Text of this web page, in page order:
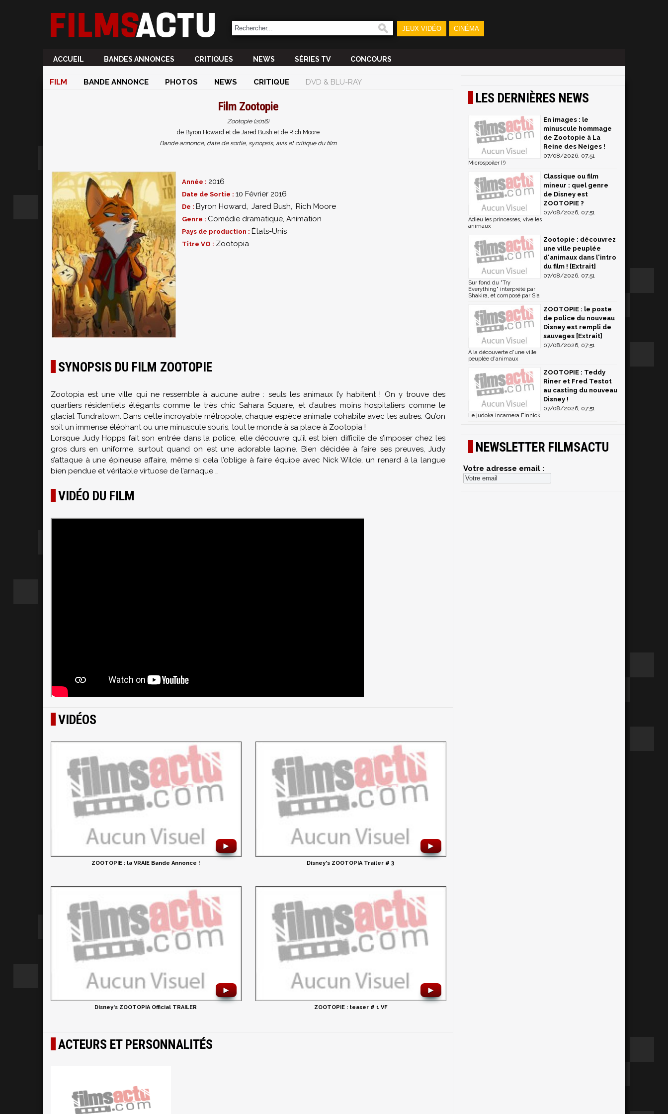
JEUX VIDÉO CINÉMA
ACCUEIL BANDES ANNONCES CRITIQUES NEWS SÉRIES TV CONCOURS
FILM BANDE ANNONCE PHOTOS NEWS CRITIQUE DVD & BLU-RAY
Film Zootopie
Zootopie (2016)
de Byron Howard et de Jared Bush et de Rich Moore
Bande annonce, date de sortie, synopsis, avis et critique du film
Année : 2016
Date de Sortie : 10 Février 2016
De : Byron Howard, Jared Bush, Rich Moore
Genre : Comédie dramatique, Animation
Pays de production : États-Unis
Titre VO : Zootopia
SYNOPSIS DU FILM ZOOTOPIE
Zootopia est une ville qui ne ressemble à aucune autre : seuls les animaux l’y habitent ! On y trouve des
quartiers résidentiels élégants comme le très chic Sahara Square, et d’autres moins hospitaliers comme le
glacial Tundratown. Dans cette incroyable métropole, chaque espèce animale cohabite avec les autres. Qu’on
soit un immense éléphant ou une minuscule souris, tout le monde à sa place à Zootopia !
Lorsque Judy Hopps fait son entrée dans la police, elle découvre qu’il est bien difficile de s’imposer chez les
gros durs en uniforme, surtout quand on est une adorable lapine. Bien décidée à faire ses preuves, Judy
s’attaque à une épineuse affaire, même si cela l’oblige à faire équipe avec Nick Wilde, un renard à la langue
bien pendue et véritable virtuose de l’arnaque …
VIDÉO DU FILM
VIDÉOS
►
ZOOTOPIE : la VRAIE Bande Annonce !
►
Disney's ZOOTOPIA Trailer # 3
►
Disney's ZOOTOPIA Official TRAILER
►
ZOOTOPIE : teaser # 1 VF
ACTEURS ET PERSONNALITÉS
LES DERNIÈRES NEWS
En images : le
minuscule hommage
de Zootopie à La
Reine des Neiges !
07/08/2026, 07:51
Microspoiler (!)
Classique ou film
mineur : quel genre
de Disney est
ZOOTOPIE ?
07/08/2026, 07:51
Adieu les princesses, vive les
animaux
Zootopie : découvrez
une ville peuplée
d'animaux dans l'intro
du film ! [Extrait]
07/08/2026, 07:51
Sur fond du "Try
Everything" interprété par
Shakira, et composé par Sia
ZOOTOPIE : le poste
de police du nouveau
Disney est rempli de
sauvages [Extrait]
07/08/2026, 07:51
À la découverte d'une ville
peuplée d'animaux
ZOOTOPIE : Teddy
Riner et Fred Testot
au casting du nouveau
Disney !
07/08/2026, 07:51
Le judoka incarnera Finnick
NEWSLETTER FILMSACTU
Votre adresse email :